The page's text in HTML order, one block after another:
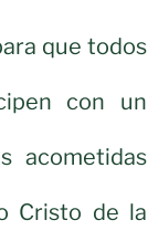
que todos
con un
acometidas
Cristo de la